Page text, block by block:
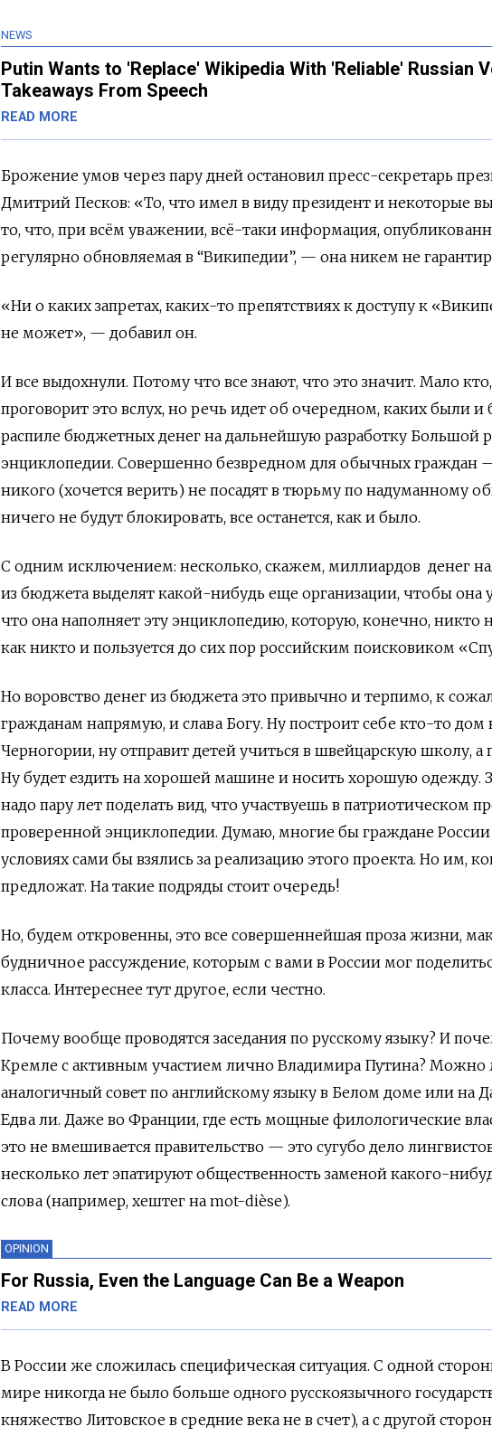
NEWS
Putin Wants to 'Replace' Wikipedia With 'Reliable' Russian
Takeaways From Speech
READ MORE
Брожение умов через пару дней остановил пресс-секретарь
Дмитрий Песков: «То, что имел в виду президент и некоторые
то, что, при всём уважении, всё-таки информация,
регулярно обновляемая в “Википедии”, — она никем не
«Ни о каких запретах, каких-то препятствиях к доступу к
не может», — добавил он.
И все выдохнули. Потому что все знают, что это значит. Мало
проговорит это вслух, но речь идет об очередном, каких были и
распиле бюджетных денег на дальнейшую разработку Большой
энциклопедии. Совершенно безвредном для обычных граждан
никого (хочется верить) не посадят в тюрьму по надуманному
ничего не будут блокировать, все останется, как и было.
С одним исключением: несколько, скажем, миллиардов денег
из бюджета выделят какой-нибудь еще организации, чтобы она
что она наполняет эту энциклопедию, которую, конечно, никто
как никто и пользуется до сих пор российским поисковиком
Но воровство денег из бюджета это привычно и терпимо, к
гражданам напрямую, и слава Богу. Ну построит себе кто-то
Черногории, ну отправит детей учиться в швейцарскую школу,
Ну будет ездить на хорошей машине и носить хорошую одежду.
надо пару лет поделать вид, что участвуешь в патриотическом
проверенной энциклопедии. Думаю, многие бы граждане России
условиях сами бы взялись за реализацию этого проекта. Но им,
предложат. На такие подряды стоит очередь!
Но, будем откровенны, это все совершеннейшая проза жизни,
будничное рассуждение, которым с вами в России мог
класса. Интереснее тут другое, если честно.
Почему вообще проводятся заседания по русскому языку? И
Кремле с активным участием лично Владимира Путина? Можно
аналогичный совет по английскому языку в Белом доме или на
Едва ли. Даже во Франции, где есть мощные филологические
это не вмешивается правительство — это сугубо дело
несколько лет эпатируют общественность заменой какого-
слова (например, хештег на mot-dièse).
OPINION
For Russia, Even the Language Can Be a Weapon
READ MORE
В России же сложилась специфическая ситуация. С одной
мире никогда не было больше одного русскоязычного
княжество Литовское в средние века не в счет), а с другой